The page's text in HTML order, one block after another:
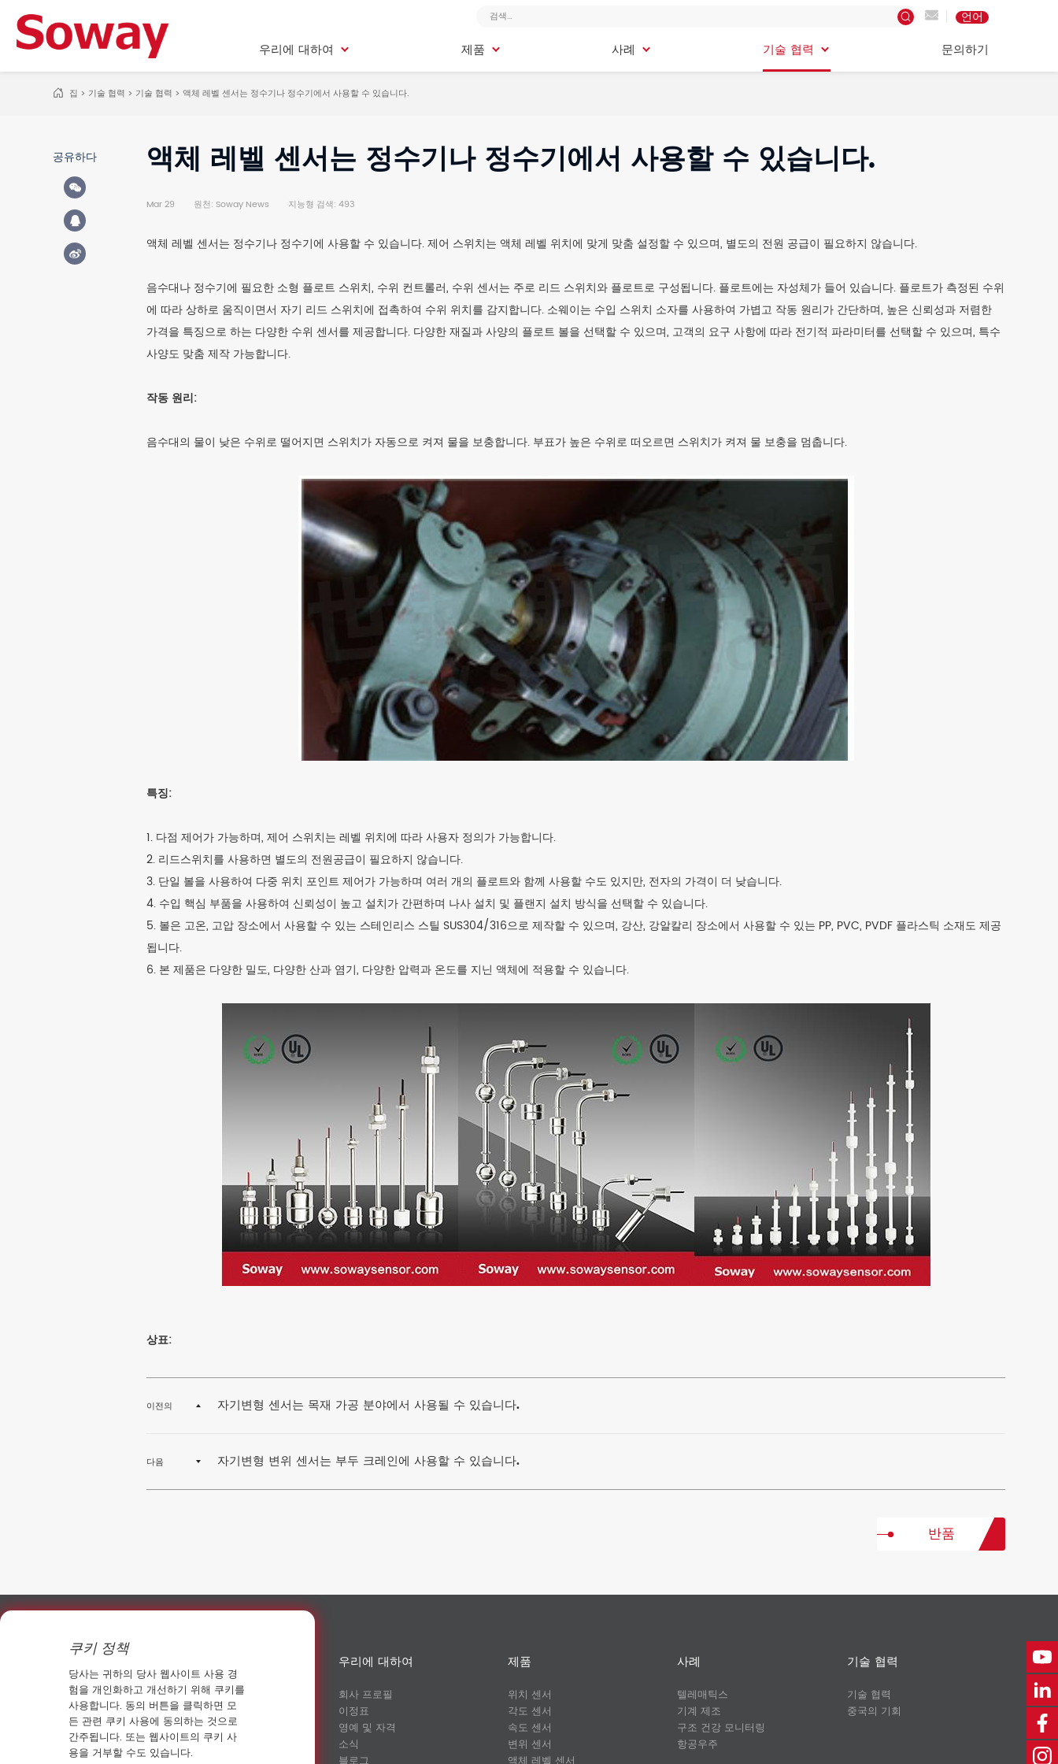
언어
우리에 대하여
제품
사례
기술 협력
문의하기
집 > 기술 협력 > 기술 협력 > 액체 레벨 센서는 정수기나 정수기에서 사용할 수 있습니다.
공유하다 액체 레벨 센서는 정수기나 정수기에서 사용할 수 있습니다.
Mar 29 원천: Soway News 지능형 검색: 493
액체 레벨 센서는 정수기나 정수기에 사용할 수 있습니다. 제어 스위치는 액체 레벨 위치에 맞게 맞춤 설정할 수 있으며, 별도의 전원 공급이 필요하지 않습니다.
음수대나 정수기에 필요한 소형 플로트 스위치, 수위 컨트롤러, 수위 센서는 주로 리드 스위치와 플로트로 구성됩니다. 플로트에는 자성체가 들어 있습니다. 플로트가 측정된 수위
에 따라 상하로 움직이면서 자기 리드 스위치에 접촉하여 수위 위치를 감지합니다. 소웨이는 수입 스위치 소자를 사용하여 가볍고 작동 원리가 간단하며, 높은 신뢰성과 저렴한
가격을 특징으로 하는 다양한 수위 센서를 제공합니다. 다양한 재질과 사양의 플로트 볼을 선택할 수 있으며, 고객의 요구 사항에 따라 전기적 파라미터를 선택할 수 있으며, 특수
사양도 맞춤 제작 가능합니다.
작동 원리:
음수대의 물이 낮은 수위로 떨어지면 스위치가 자동으로 켜져 물을 보충합니다. 부표가 높은 수위로 떠오르면 스위치가 켜져 물 보충을 멈춥니다.
특징:
1. 다점 제어가 가능하며, 제어 스위치는 레벨 위치에 따라 사용자 정의가 가능합니다.
2. 리드스위치를 사용하면 별도의 전원공급이 필요하지 않습니다.
3. 단일 볼을 사용하여 다중 위치 포인트 제어가 가능하며 여러 개의 플로트와 함께 사용할 수도 있지만, 전자의 가격이 더 낮습니다.
4. 수입 핵심 부품을 사용하여 신뢰성이 높고 설치가 간편하며 나사 설치 및 플랜지 설치 방식을 선택할 수 있습니다.
5. 볼은 고온, 고압 장소에서 사용할 수 있는 스테인리스 스틸 SUS304/316으로 제작할 수 있으며, 강산, 강알칼리 장소에서 사용할 수 있는 PP, PVC, PVDF 플라스틱 소재도 제공
됩니다.
6. 본 제품은 다양한 밀도, 다양한 산과 염기, 다양한 압력과 온도를 지닌 액체에 적용할 수 있습니다.
상표:
이전의 자기변형 센서는 목재 가공 분야에서 사용될 수 있습니다.
다음 자기변형 변위 센서는 부두 크레인에 사용할 수 있습니다.
반품
13911205130
fanny@sowaysensing.com
우리에 대하여
회사 프로필
이정표
영예 및 자격
소식
제품
위치 센서
각도 센서
속도 센서
변위 센서
사례
텔레매틱스
기계 제조
구조 건강 모니터링
항공우주
기술 협력
기술 협력
중국의 기회
쿠키 정책
당사는 귀하의 당사 웹사이트 사용 경
험을 개인화하고 개선하기 위해 쿠키를
사용합니다. 동의 버튼을 클릭하면 모
든 관련 쿠키 사용에 동의하는 것으로
간주됩니다. 또는 웹사이트의 쿠키 사
용을 거부할 수도 있습니다.